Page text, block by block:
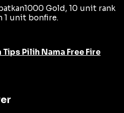
Gold, 10 unit rank
1 unit bonfire.
Tips Pilih Nama Free Fire